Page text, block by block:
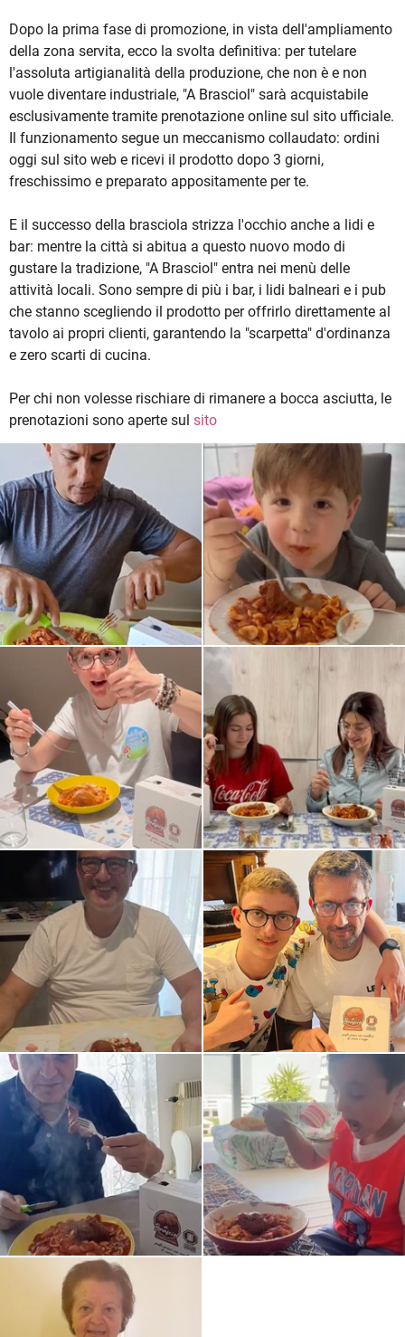
Dopo la prima fase di promozione, in vista dell'ampliamento
della zona servita, ecco la svolta definitiva: per tutelare
l'assoluta artigianalità della produzione, che non è e non
vuole diventare industriale, "A Brasciol" sarà acquistabile
esclusivamente tramite prenotazione online sul sito ufficiale.
Il funzionamento segue un meccanismo collaudato: ordini
oggi sul sito web e ricevi il prodotto dopo 3 giorni,
freschissimo e preparato appositamente per te.
E il successo della brasciola strizza l'occhio anche a lidi e
bar: mentre la città si abitua a questo nuovo modo di
gustare la tradizione, "A Brasciol" entra nei menù delle
attività locali. Sono sempre di più i bar, i lidi balneari e i pub
che stanno scegliendo il prodotto per offrirlo direttamente al
tavolo ai propri clienti, garantendo la "scarpetta" d'ordinanza
e zero scarti di cucina.
Per chi non volesse rischiare di rimanere a bocca asciutta, le
prenotazioni sono aperte sul sito